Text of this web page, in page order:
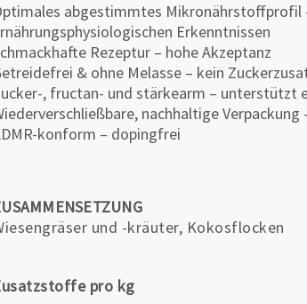
abgestimmtes Mikronährstoffprofil
Erkenntnissen
Rezeptur – hohe Akzeptanz
& ohne Melasse – kein
, fructan- und stärkearm – unterstützt
nachhaltige
konform – dopingfrei
und -kräuter, Kokosflocken
pro kg